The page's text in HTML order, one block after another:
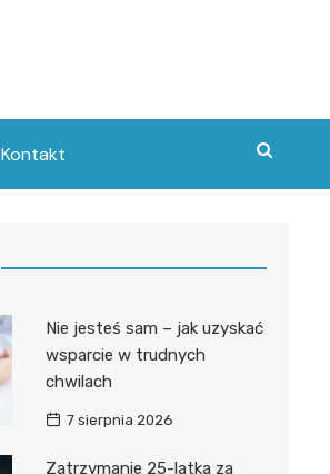
Kontakt
Nie jesteś sam – jak uzyskać
wsparcie w trudnych
chwilach
7 sierpnia 2026
Zatrzymanie 25-latka za